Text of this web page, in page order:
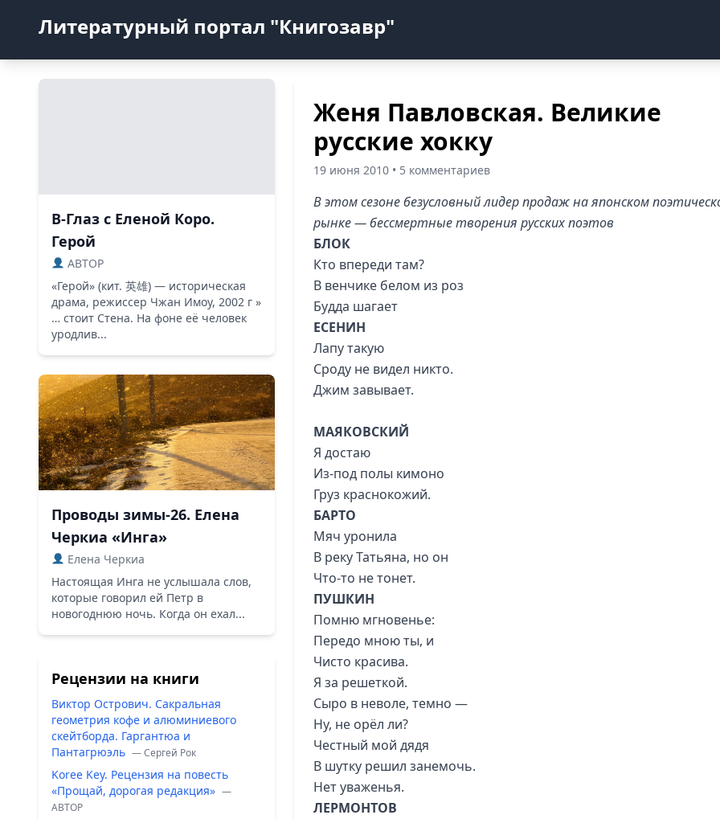
Литературный портал "Книгозавр"
В-Глаз с Еленой Коро.
Герой
ABTOP
«Герой» (кит. 英雄) — историческая
драма, режиссер Чжан Имоу, 2002 г »
… стоит Стена. На фоне её человек
уродлив...
Проводы зимы-26. Елена
Черкиа «Инга»
Елена Черкиа
Настоящая Инга не услышала слов,
которые говорил ей Петр в
новогоднюю ночь. Когда он ехал...
Рецензии на книги
Виктор Острович. Сакральная
геометрия кофе и алюминиевого
скейтборда. Гаргантюа и
Пантагрюэль — Сергей Рок
Koree Key. Рецензия на повесть
«Прощай, дорогая редакция» —
ABTOP
Женя Павловская. Великие
русские хокку
19 июня 2010 • 5 комментариев
В этом сезоне безусловный лидер продаж на японском
рынке — бессмертные творения русских поэтов
БЛОК
Кто впереди там?
В венчике белом из роз
Будда шагает
ЕСЕНИН
Лапу такую
Сроду не видел никто.
Джим завывает.
МАЯКОВСКИЙ
Я достаю
Из-под полы кимоно
Груз краснокожий.
БАРТО
Мяч уронила
В реку Татьяна, но он
Что-то не тонет.
ПУШКИН
Помню мгновенье:
Передо мною ты, и
Чисто красива.
Я за решеткой.
Сыро в неволе, темно —
Ну, не орёл ли?
Честный мой дядя
В шутку решил занемочь.
Нет уваженья.
ЛЕРМОНТОВ